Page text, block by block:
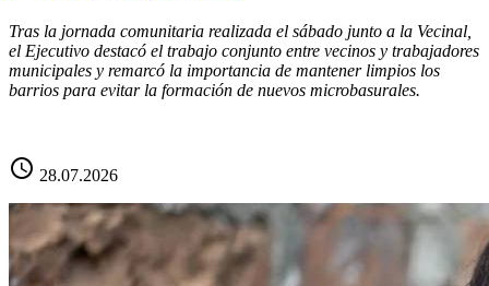
Tras la jornada comunitaria realizada el sábado junto a la Vecinal,
el Ejecutivo destacó el trabajo conjunto entre vecinos y trabajadores
municipales y remarcó la importancia de mantener limpios los
barrios para evitar la formación de nuevos microbasurales.
schedule 28.07.2026